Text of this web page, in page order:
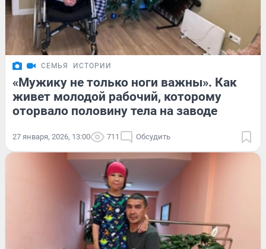
СЕМЬЯ ИСТОРИИ
«Мужику не только ноги важны». Как
живет молодой рабочий, которому
оторвало половину тела на заводе
27 января, 2026, 13:00 711 Обсудить